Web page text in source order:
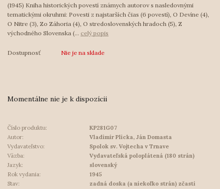
(1945) Kniha historických povestí známych autorov s nasledovnými
tematickými okruhmi: Povesti z najstarších čias (6 povestí), O Devíne (4),
O Nitre (3), Zo Záhoria (4), O stredoslovenských hradoch (5), Z
východného Slovenska (... celý popis
Dostupnosť Nie je na sklade
Momentálne nie je k dispozícii
Číslo produktu:
KP281G07
Autor:
Vladimír Plicka, Ján Domasta
Vydavateľstvo:
Spolok sv. Vojtecha v Trnave
Väzba:
Vydavateľská poloplátená (180 strán)
Jazyk:
slovenský
Rok vydania:
1945
Stav:
zadná doska (a niekoľko strán) zčasti